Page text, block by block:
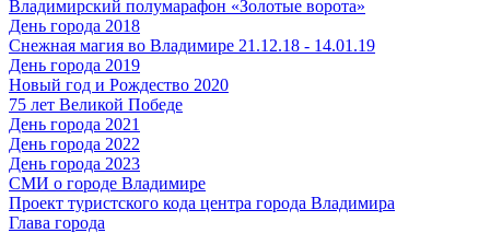
Владимирский полумарафон «Золотые ворота»
День города 2018
Снежная магия во Владимире 21.12.18 - 14.01.19
День города 2019
Новый год и Рождество 2020
75 лет Великой Победе
День города 2021
День города 2022
День города 2023
СМИ о городе Владимире
Проект туристского кода центра города Владимира
Глава города